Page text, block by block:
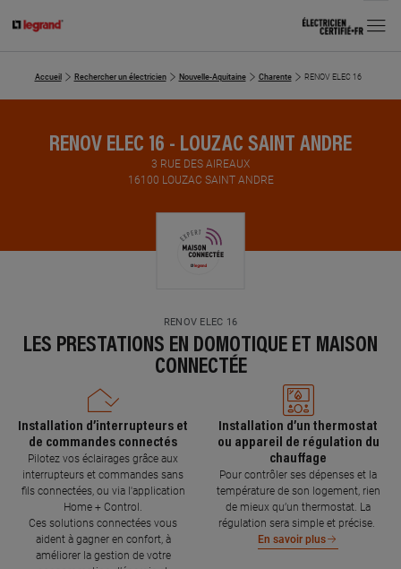
MENU
Accueil Rechercher un électricien Nouvelle-Aquitaine Charente RENOV ELEC 16
RENOV ELEC 16 - LOUZAC SAINT ANDRE
3 RUE DES AIREAUX
16100 LOUZAC SAINT ANDRE
RENOV ELEC 16
LES PRESTATIONS EN DOMOTIQUE ET MAISON
CONNECTÉE
Installation d’interrupteurs et
de commandes connectés
Pilotez vos éclairages grâce aux
interrupteurs et commandes sans
fils connectées, ou via l'application
Home + Control.
Ces solutions connectées vous
aident à gagner en confort, à
améliorer la gestion de votre
Installation d’un thermostat
ou appareil de régulation du
chauffage
Pour contrôler ses dépenses et la
température de son logement, rien
de mieux qu’un thermostat. La
régulation sera simple et précise.
En savoir plus